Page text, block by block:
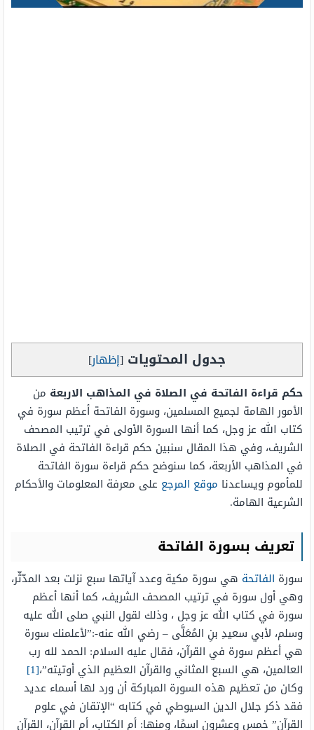
جدول المحتويات [إظهار]
حكم قراءة الفاتحة في الصلاة في المذاهب الاربعة من
الأمور الهامة لجميع المسلمين، وسورة الفاتحة أعظم سورة في
كتاب الله عز وجل، كما أنها السورة الأولى في ترتيب المصحف
الشريف، وفي هذا المقال سنبين حكم قراءة الفاتحة في الصلاة
في المذاهب الأربعة، كما سنوضح حكم قراءة سورة الفاتحة
للمأموم ويساعدنا موقع المرجع على معرفة المعلومات والأحكام
الشرعية الهامة.
تعريف بسورة الفاتحة
سورة الفاتحة هي سورة مكية وعدد آياتها سبع نزلت بعد المدّثّر،
وهي أول سورة في ترتيب المصحف الشريف، كما أنها أعظم
سورة في كتاب الله عز وجل ، وذلك لقول النبي صلى الله عليه
وسلم، لأبي سعيدِ بنِ المُعَلَّى – رضي الله عنه-:”لأعلمنك سورة
هي أعظم سورة في القرآن، فقال عليه السلام: الحمد لله رب
العالمين، هي السبع المثاني والقرآن العظيم الذي أوتيته”،[1]
وكان من تعظيم هذه السورة المباركة أن ورد لها أسماء عديد
فقد ذكر جلال الدين السيوطي في كتابه “الإتقان في علوم
القرآن” خمس وعشرون اسمًا، ومنها: أم الكتاب، أم القرآن، القرآن